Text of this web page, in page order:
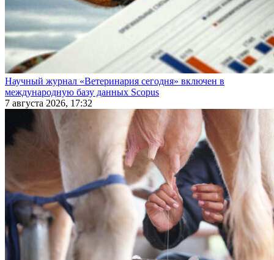
Научный журнал «Ветеринария сегодня» включен в
международную базу данных Scopus
7 августа 2026, 17:32